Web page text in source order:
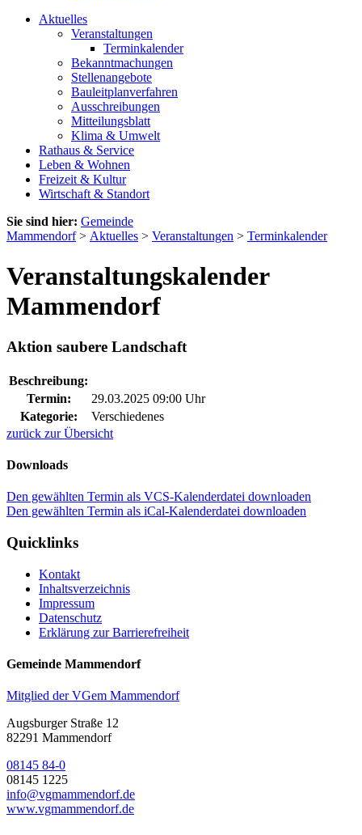
Aktuelles
Veranstaltungen
Terminkalender
Bekanntmachungen
Stellenangebote
Bauleitplanverfahren
Ausschreibungen
Mitteilungsblatt
Klima & Umwelt
Rathaus & Service
Leben & Wohnen
Freizeit & Kultur
Wirtschaft & Standort
Sie sind hier: Gemeinde
Mammendorf> Aktuelles > Veranstaltungen > Terminkalender
Veranstaltungskalender
Mammendorf
Aktion saubere Landschaft
Beschreibung:
Termin:
29.03.2025 09:00 Uhr
Kategorie:
Verschiedenes
zurück zur Übersicht
Downloads
Den gewählten Termin als VCS-Kalenderdatei downloaden
Den gewählten Termin als iCal-Kalenderdatei downloaden
Quicklinks
Kontakt
Inhaltsverzeichnis
Impressum
Datenschutz
Erklärung zur Barrierefreiheit
Gemeinde Mammendorf
Mitglied der VGem Mammendorf
Augsburger Straße 12
82291 Mammendorf
08145 84-0
08145 1225
info@vgmammendorf.de
www.vgmammendorf.de